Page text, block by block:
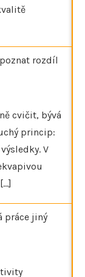
rozdíl
cvičit, bývá
princip:
V
[...]
práce jiný